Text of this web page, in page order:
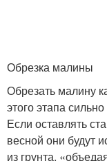
Обрезка малины
Обрезать малину
этого этапа
Если оставлять
весной они будут
из грунта,